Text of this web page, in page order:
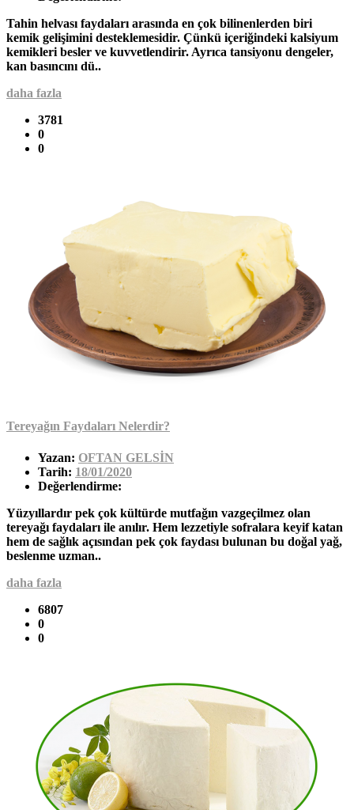
Tahin helvası faydaları arasında en çok bilinenlerden biri
kemik gelişimini desteklemesidir. Çünkü içeriğindeki kalsiyum
kemikleri besler ve kuvvetlendirir. Ayrıca tansiyonu dengeler,
kan basıncını dü..
daha fazla
3781
0
0
Tereyağın Faydaları Nelerdir?
Yazan: OFTAN GELSİN
Tarih: 18/01/2020
Değerlendirme:
Yüzyıllardır pek çok kültürde mutfağın vazgeçilmez olan
tereyağı faydaları ile anılır. Hem lezzetiyle sofralara keyif katan
hem de sağlık açısından pek çok faydası bulunan bu doğal yağ,
beslenme uzman..
daha fazla
6807
0
0